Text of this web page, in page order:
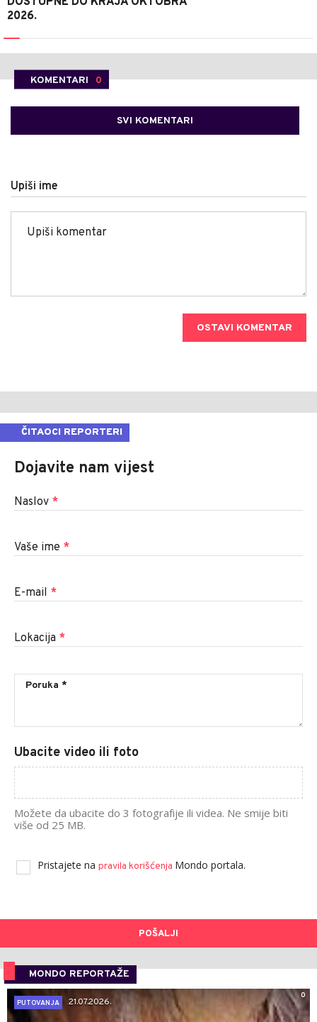
2026.
KOMENTARI 0
SVI KOMENTARI
Upiši ime
OSTAVI KOMENTAR
ČITAOCI REPORTERI
Dojavite nam vijest
Naslov *
Vaše ime *
E-mail *
Lokacija *
Ubacite video ili foto
Možete da ubacite do 3 fotografije ili videa. Ne smije biti
više od 25 MB.
Pristajete na pravila korišćenja Mondo portala.
POŠALJI
MONDO REPORTAŽE
0
PUTOVANJA
21.07.2026.